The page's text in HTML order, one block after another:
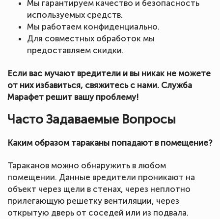
Мы гарантируем качество и безопасность
используемых средств.
Мы работаем конфиденциально.
Для совместных обработок мы
предоставляем скидки.
Если вас мучают вредители и вы никак не можете
от них избавиться, свяжитесь с нами. Служба
Марафет решит вашу проблему!
Часто Задаваемые Вопросы
Каким образом тараканы попадают в помещение?
Тараканов можно обнаружить в любом
помещении. Данные вредители проникают на
объект через щели в стенах, через неплотно
прилегающую решетку вентиляции, через
открытую дверь от соседей или из подвала.